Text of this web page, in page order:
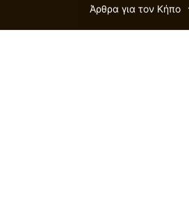
Άρθρα για τον Κήπο